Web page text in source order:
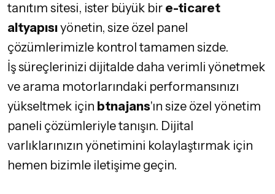
tanıtım sitesi, ister büyük bir e-ticaret
altyapısıyönetin, size özel panel
çözümlerimizle kontrol tamamen sizde.
İş süreçlerinizi dijitalde daha verimli yönetmek
ve arama motorlarındaki performansınızı
yükseltmek için btnajans'ın size özel yönetim
paneli çözümleriyle tanışın. Dijital
varlıklarınızın yönetimini kolaylaştırmak için
hemen bizimle iletişime geçin.